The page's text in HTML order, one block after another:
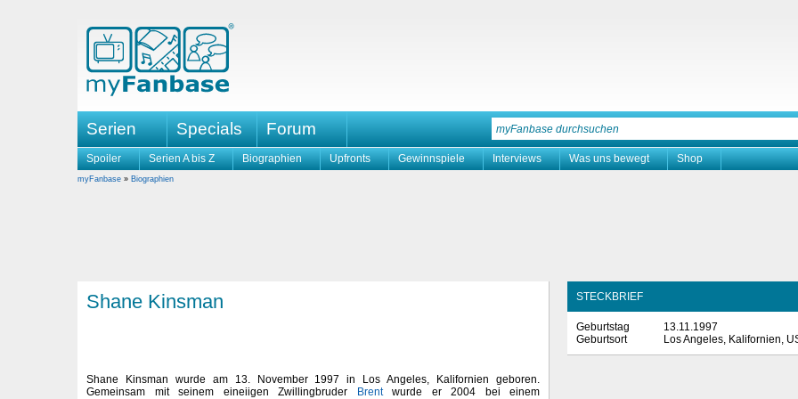
Serien Specials Forum
Spoiler Serien A bis Z Biographien Upfronts Gewinnspiele Interviews Was uns bewegt Shop
myFanbase » Biographien
Shane Kinsman
Shane Kinsman wurde am 13. November 1997 in Los Angeles, Kalifornien geboren.
Gemeinsam mit seinem eineiigen Zwillingbruder
Brentwurde er 2004 bei einem
STECKBRIEF
Geburtstag
13.11.1997
Geburtsort
Los Angeles, Kalifornien,